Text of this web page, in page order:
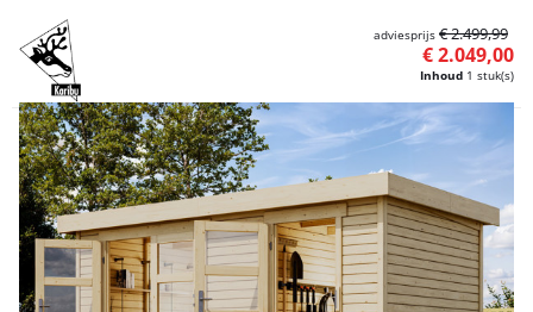
Inhoud 1 stuk(s)
€ 2.049,00
adviesprijs € 2.499,99